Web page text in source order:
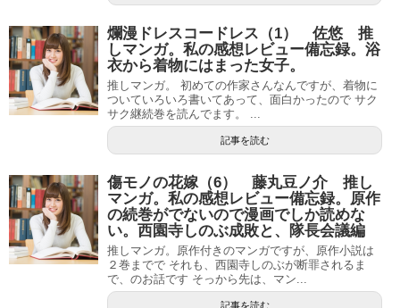
爛漫ドレスコードレス（1） 佐悠 推
しマンガ。私の感想レビュー備忘録。浴
衣から着物にはまった女子。
推しマンガ。 初めての作家さんなんですが、着物に
ついていろいろ書いてあって、面白かったので サク
サク継続巻を読んでます。 ...
記事を読む
傷モノの花嫁（6） 藤丸豆ノ介 推し
マンガ。私の感想レビュー備忘録。原作
の続巻がでないので漫画でしか読めな
い。西園寺しのぶ成敗と、隊長会議編
推しマンガ。原作付きのマンガですが、原作小説は
２巻までで それも、西園寺しのぶが断罪されるま
で、のお話です そっから先は、マン...
記事を読む